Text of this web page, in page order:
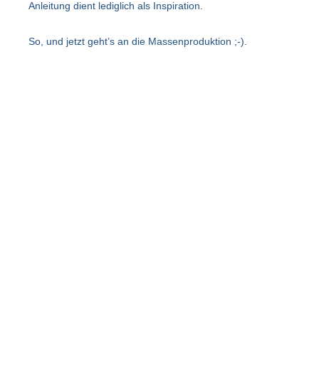
Anleitung dient lediglich als Inspiration.
So, und jetzt geht’s an die Massenproduktion ;-).